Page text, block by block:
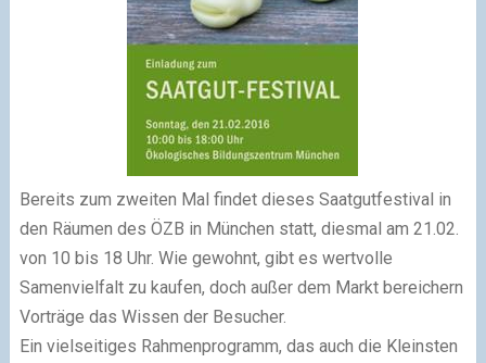
Bereits zum zweiten Mal findet dieses Saatgutfestival in
den Räumen des ÖZB in München statt, diesmal am 21.02.
von 10 bis 18 Uhr. Wie gewohnt, gibt es wertvolle
Samenvielfalt zu kaufen, doch außer dem Markt bereichern
Vorträge das Wissen der Besucher.
Ein vielseitiges Rahmenprogramm, das auch die Kleinsten